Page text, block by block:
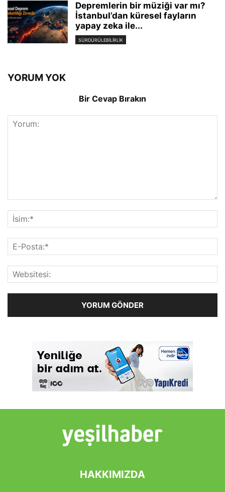
Depremlerin bir müziği var mı?
İstanbul’dan küresel fayların
yapay zeka ile...
SÜRDÜRÜLEBILIRLIK
YORUM YOK
Bir Cevap Bırakın
HAKKIMIZDA